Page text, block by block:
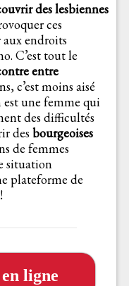
des lesbiennes
ces
endroits
C’est tout le
entre
c’est moins aisé
est une femme qui
des difficultés
des bourgeoises
de femmes
situation
plateforme de
ligne